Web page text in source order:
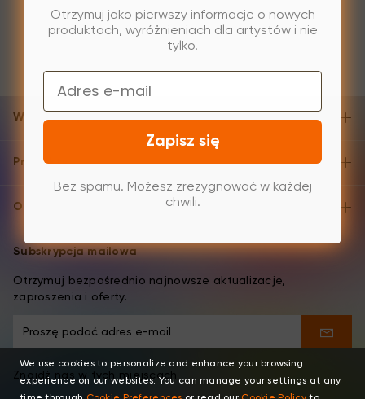
Wsparcie i pomoc
Produkty
O XPPen
Subskrypcja mailowa
Otrzymuj bezpośrednio najnowsze aktualizacje,
zaproszenia i oferty.
Znajdź nas w tych miejscach
We use cookies to personalize and enhance your browsing
experience on our websites. You can manage your settings at any
Otrzymuj jako pierwszy informacje o nowych
produktach, wyróżnieniach dla artystów i nie
tylko.
Email
Zapisz się
Bez spamu. Możesz zrezygnować w każdej
chwili.